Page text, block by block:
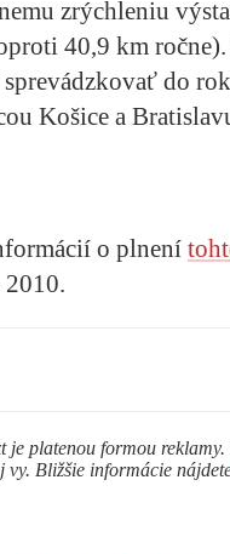
zrýchleniu
40,9 km
do
Košice a
o plnení
je platenou formou
vy. Bližšie informácie